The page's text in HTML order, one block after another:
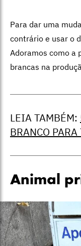
Para dar uma
contrário e usar o
Adoramos como a
brancas na
LEIA TAMBÉM:
BRANCO
Animal